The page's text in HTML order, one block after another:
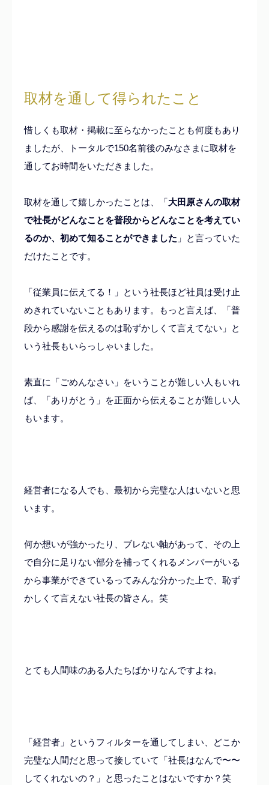
取材を通して得られたこと
惜しくも取材・掲載に至らなかったことも何度もあり
ましたが、トータルで150名前後のみなさまに取材を
通してお時間をいただきました。
取材を通して嬉しかったことは、「大田原さんの取材
で社長がどんなことを普段からどんなことを考えてい
るのか、初めて知ることができました 」と言っていた
だけたことです。
「従業員に伝えてる！」という社長ほど社員は受け止
めきれていないこともあります。もっと言えば、「普
段から感謝を伝えるのは恥ずかしくて言えてない」と
いう社長もいらっしゃいました。
素直に「ごめんなさい」をいうことが難しい人もいれ
ば、「ありがとう」を正面から伝えることが難しい人
もいます。
経営者になる人でも、最初から完璧な人はいないと思
います。
何か想いが強かったり、ブレない軸があって、その上
で自分に足りない部分を補ってくれるメンバーがいる
から事業ができているってみんな分かった上で、恥ず
かしくて言えない社長の皆さん。笑
とても人間味のある人たちばかりなんですよね。
「経営者」というフィルターを通してしまい、どこか
完璧な人間だと思って接していて「社長はなんで〜〜
してくれないの？」と思ったことはないですか？笑